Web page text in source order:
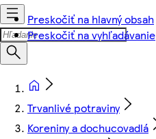
Preskočiť na hlavný obsah
Preskočiť na vyhľadávanie
Trvanlivé potraviny
Koreniny a dochucovadlá